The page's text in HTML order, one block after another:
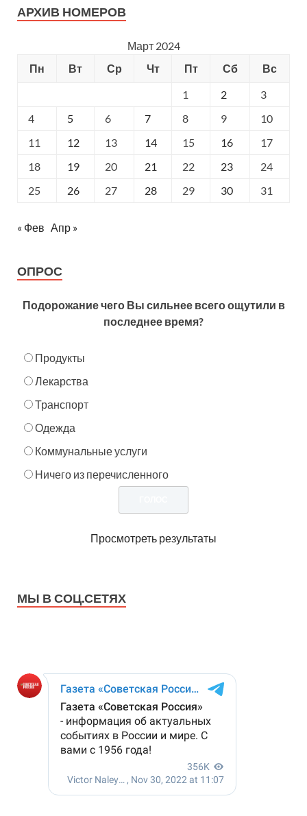
АРХИВ НОМЕРОВ
Март 2024
Пн
Вт Ср Чт Пт Сб
Вс
1
2
3
4
5 6 7 8 9
10
11
12 13 14 15 16
17
18
19 20 21 22 23
24
25
26 27 28 29 30 31
« Фев Апр »
ОПРОС
Подорожание чего Вы сильнее всего ощутили в
последнее время?
Продукты
Лекарства
Транспорт
Одежда
Коммунальные услуги
Ничего из перечисленного
Просмотреть результаты
МЫ В СОЦ.СЕТЯХ